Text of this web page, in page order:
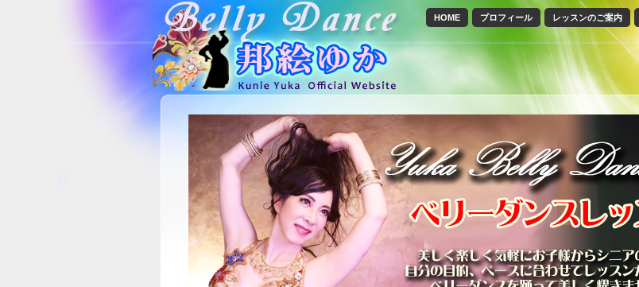
レッスンのご案内
プロフィール
HOME